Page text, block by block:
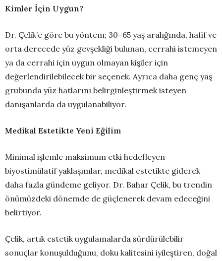
Kimler İçin Uygun?
Dr. Çelik’e göre bu yöntem; 30–65 yaş aralığında, hafif ve
orta derecede yüz gevşekliği bulunan, cerrahi istemeyen
ya da cerrahi için uygun olmayan kişiler için
değerlendirilebilecek bir seçenek. Ayrıca daha genç yaş
grubunda yüz hatlarını belirginleştirmek isteyen
danışanlarda da uygulanabiliyor.
Medikal Estetikte Yeni Eğilim
Minimal işlemle maksimum etki hedefleyen
biyostimülatif yaklaşımlar, medikal estetikte giderek
daha fazla gündeme geliyor. Dr. Bahar Çelik, bu trendin
önümüzdeki dönemde de güçlenerek devam edeceğini
belirtiyor.
Çelik, artık estetik uygulamalarda sürdürülebilir
sonuçlar konuşulduğunu, doku kalitesini iyileştiren, doğal